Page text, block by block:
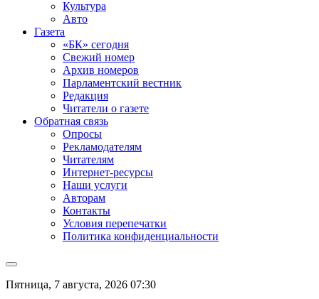
Культура
Авто
Газета
«БК» сегодня
Свежий номер
Архив номеров
Парламентский вестник
Редакция
Читатели о газете
Обратная связь
Опросы
Рекламодателям
Читателям
Интернет-ресурсы
Наши услуги
Авторам
Контакты
Условия перепечатки
Политика конфиденциальности
Пятница, 7 августа, 2026 07:30